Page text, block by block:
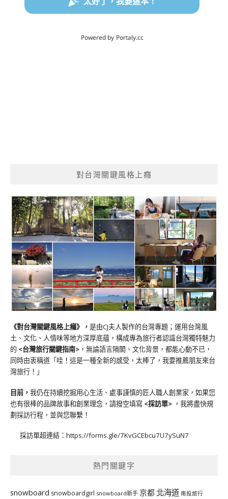
對台灣關鍵風格上癮
《對台灣關鍵風格上癮》 ， 是由CJ夫人製作的台灣專題；運用台灣風
土、文化、人情味等地方深厚底蘊，構成專為旅行者認識台灣獨特魅力
的 <台灣旅行關鍵指南> ，無論語言隔閡、文化背景，都能心動不已，
同時由衷稱道「哇！這是一種全新的感受，太棒了，我要推薦朋友來台
灣旅行！」
目前， 我仍在持續挖掘用心生活、處事謹慎的匠人職人創業家，如果您
也有很棒的品牌故事和創業理念，請撥空填寫 <採訪單> ，我將盡快規
劃採訪行程，並與您聯繫！
採訪單超連結： https://forms.gle/7KvGCEbcu7U7ySuN7
熱門關鍵字
snowboard snowboardgirl snowboard新手 京都 北海道 南投旅行